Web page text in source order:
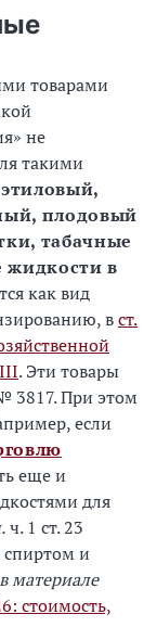
товарами
не
такими
плодовый
табачные
жидкости в
как вид
вст.
. Эти товары
3817. При этом
если
еще и
для
ч. 1 ст. 23
спиртом и
материале
стоимость,